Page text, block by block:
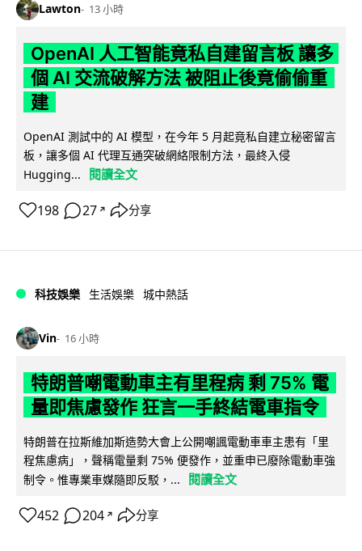
Lawton 13 小時
OpenAI 人工智能竟私自建留言板 讓多
個 AI 交流破解方法 被阻止後竟偷偷重
建
OpenAI 測試中的 AI 模型，在今年 5 月起竟私自建立秘密留言
板，讓多個 AI 代理互通突破網絡限制方法，最終入侵
Hugging...
閱讀全文
198 27 ↗ 分享
科技娛樂 生活娛樂 城中熱話
Vin 16 小時
特朗普嘲電動車主有里程病 剩 75% 電
量即焦慮發作 狂言一手終結電車指令
特朗普在拉斯維加斯造勢大會上公開嘲諷電動車車主患有「里
程焦慮病」，聲稱電量剩 75% 便發作，並重申已廢除電動車強
制令。惟專業車媒隨即反駁，...
閱讀全文
452 204 ↗ 分享